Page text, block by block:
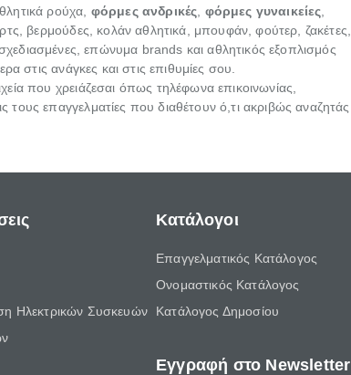
ρούχα, φόρμες ανδρικές φόρμες γυναικείες
βερμούδες, κολάν αθλητικά, μπουφάν, φούτερ, ζακέτες,
σχεδιασμένες, επώνυμα brands και αθλητικός εξοπλισμός
στις ανάγκες και στις επιθυμίες σου.
που χρειάζεσαι όπως τηλέφωνα επικοινωνίας,
τους επαγγελματίες που διαθέτουν ό,τι ακριβώς αναζητάς
Ηλεκτρικών Συσκευών
Κατάλογοι
Επαγγελματικός Κατάλογος
Ονομαστικός Κατάλογος
Κατάλογος Δημοσίου
Εγγραφή στο Newsletter